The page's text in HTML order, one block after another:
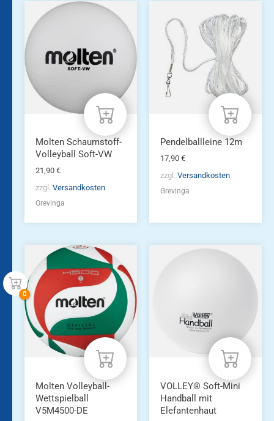
Molten Schaumstoff-
Volleyball Soft-VW
21,90 €
zzgl. Versandkosten
Grevinga
Pendelballleine 12m
17,90 €
zzgl. Versandkosten
Grevinga
Molten Volleyball-
Wettspielball
V5M4500-DE
VOLLEY® Soft-Mini
Handball mit
Elefantenhaut